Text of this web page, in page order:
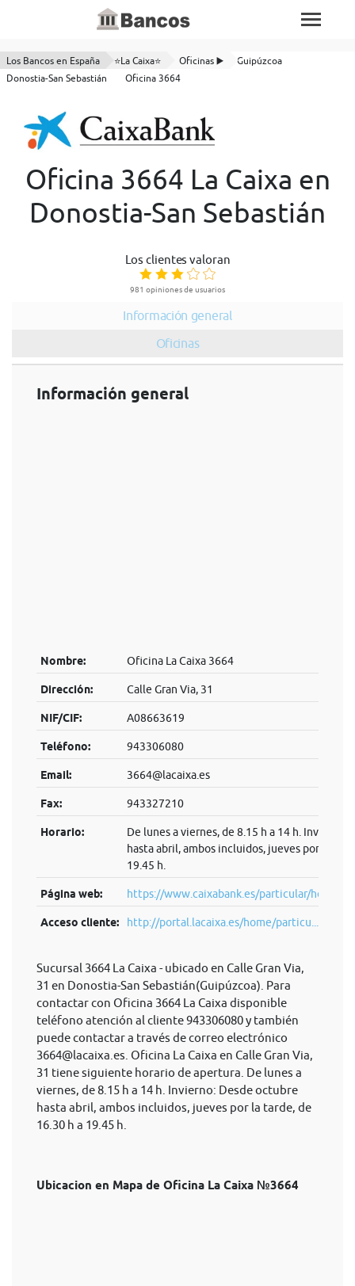
Los Bancos en España ⭐La Caixa⭐ Oficinas ▶️
Guipúzcoa
Donostia-San Sebastián
Oficina 3664
Oficina 3664 La Caixa en
Donostia-San Sebastián
Los clientes valoran
981 opiniones de usuarios
Información general
Oficinas
Información general
Nombre: Oficina La Caixa 3664
Dirección: Calle Gran Via, 31
NIF/CIF: A08663619
Teléfono: 943306080
Email: 3664@lacaixa.es
Fax: 943327210
Horario:
De lunes a viernes, de 8.15 h a 14 h. Invierno:
hasta abril, ambos incluidos, jueves por la
19.45 h.
Página web: https://www.caixabank.es/particular/home/
Acceso cliente: http://portal.lacaixa.es/home/particu...
Sucursal 3664 La Caixa - ubicado en Calle Gran Via,
31 en Donostia-San Sebastián(Guipúzcoa). Para
contactar con Oficina 3664 La Caixa disponible
teléfono atención al cliente 943306080 y también
puede contactar a través de correo electrónico
3664@lacaixa.es . Oficina La Caixa en Calle Gran Via,
31 tiene siguiente horario de apertura. De lunes a
viernes, de 8.15 h a 14 h. Invierno: Desde octubre
hasta abril, ambos incluidos, jueves por la tarde, de
16.30 h a 19.45 h.
Ubicacion en Mapa de Oficina La Caixa №3664